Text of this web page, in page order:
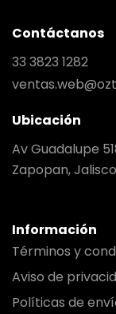
Contáctanos
33 3823 1282
Ubicación
Av Guadalupe
Zapopan,
Información
Términos y
Aviso de
Políticas de